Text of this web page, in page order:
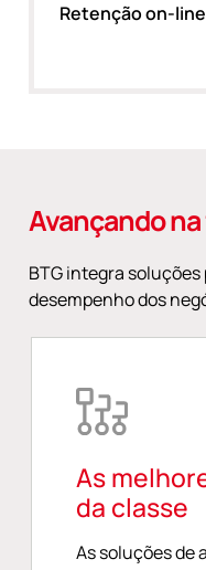
Retenção on-line
Avançando
BTG integra
desempenho dos
As
da classe
As soluções de